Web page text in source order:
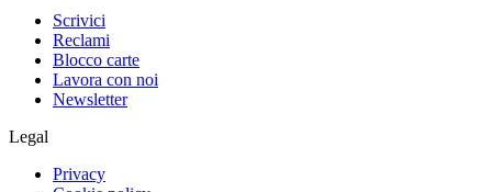
Scrivici
Reclami
Blocco carte
Lavora con noi
Newsletter
Legal
Privacy